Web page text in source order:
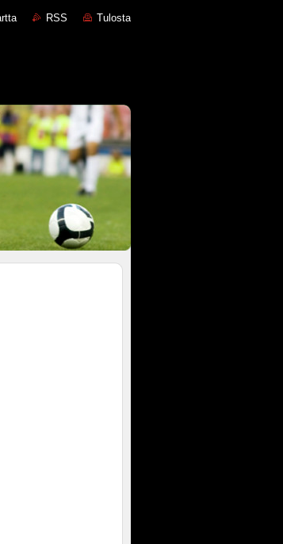
RSS Tulosta